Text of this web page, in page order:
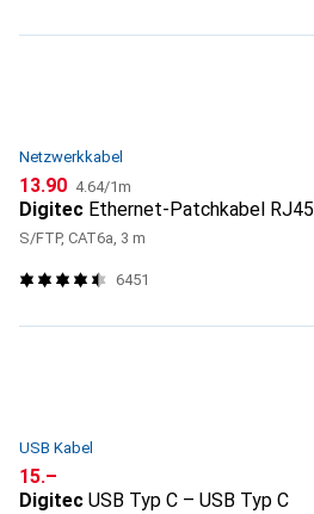
Netzwerkkabel
CHF
13.90 CHF
4.64/1m
Digitec Ethernet-Patchkabel RJ45
S/FTP, CAT6a, 3 m
6451
USB Kabel
CHF
15.–
Digitec USB Typ C – USB Typ C